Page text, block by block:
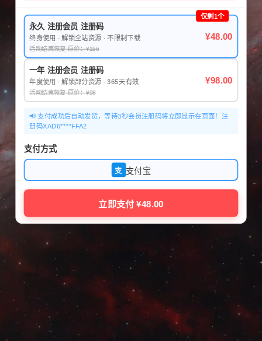
仅剩1个
永久 注册会员 注册码
终身使用 · 解锁全站资源 · 不限制下载
活动结束恢复 原价：¥156
¥48.00
一年 注册会员 注册码
年度使用 · 解锁部分资源 · 365天有效
活动结束恢复 原价：¥98
¥98.00
📢 支付成功后自动发货，等待3秒会员注册码将立即显示在页面！注
册码XAD6****FFA2
支付方式
支 支付宝
立即支付 ¥48.00